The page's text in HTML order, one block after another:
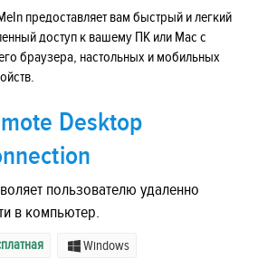
предоставляет вам быстрый и легкий
доступ к вашему ПК или Mac с
браузера, настольных и мобильных
Desktop
пользователю удаленно
в компьютер.
Windows